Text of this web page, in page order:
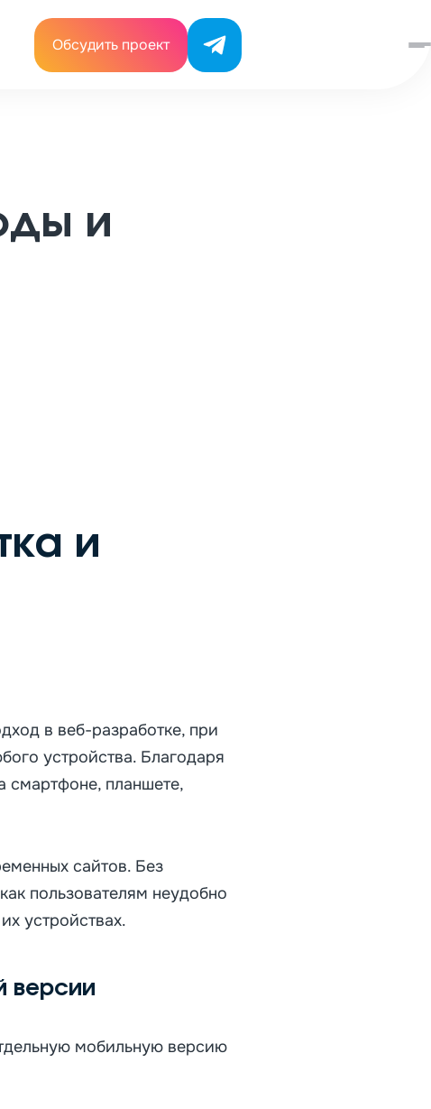
Обсудить проект
и
и
в веб-разработке, при
устройства. Благодаря
смартфоне, планшете,
сайтов. Без
пользователям неудобно
устройствах.
версии
мобильную версию